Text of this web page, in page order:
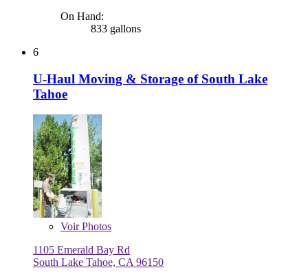
On Hand:
833 gallons
6
U-Haul Moving & Storage of South Lake
Tahoe
VoirPhotos
1105 Emerald Bay Rd
South Lake Tahoe, CA 96150